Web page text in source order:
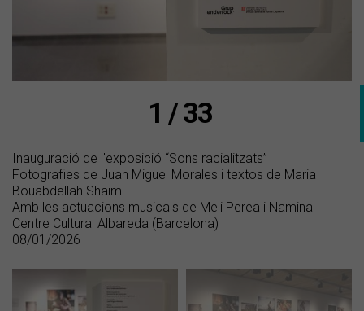
1 / 33
Inauguració de l'exposició “Sons racialitzats”
Fotografies de Juan Miguel Morales i textos de Maria
Bouabdellah Shaimi
Amb les actuacions musicals de Meli Perea i Namina
Centre Cultural Albareda (Barcelona)
08/01/2026